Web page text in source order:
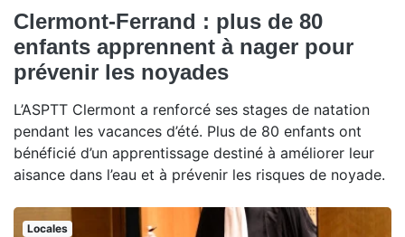
Clermont-Ferrand : plus de 80
enfants apprennent à nager pour
prévenir les noyades
L’ASPTT Clermont a renforcé ses stages de natation
pendant les vacances d’été. Plus de 80 enfants ont
bénéficié d’un apprentissage destiné à améliorer leur
aisance dans l’eau et à prévenir les risques de noyade.
Locales